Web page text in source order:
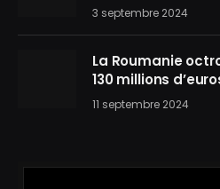
3 septembre 2024
La Roumanie
130 millions
11 septembre 2024